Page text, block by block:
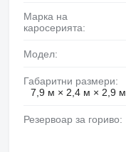
Марка на
каросерията:
Модел:
Габаритни размери:
7,9 м × 2,4 м × 2,9 м
Резервоар за гориво: